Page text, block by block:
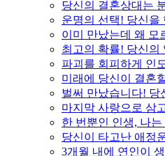
당신의 결혼상대는
운명의 선택! 당신을
이미 만났는데 왜 모
최고의 확률! 당신의
파괴를 회피하게 인
미래에 당신이 결혼
벌써 만났습니다! 당
마지막 사랑으로 삼
한 번뿐인 인생, 나
당신이 타고난 애정
3개월 내에 연인이